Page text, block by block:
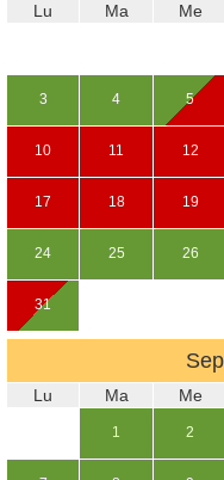
Lu Ma Me
3 4 5
10 11 12
17 18 19
24 25 26
31
Lu Ma Me
1 2